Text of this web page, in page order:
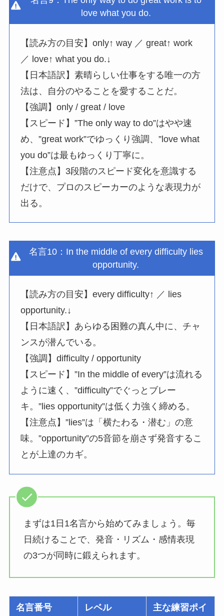
love what you do.
【読み方の目安】only↑ way ／ great↑ work
／ love↑ what you do.↓
【日本語訳】素晴らしい仕事をする唯一の方
法は、自分のやることを愛することだ。
【強調】only / great / love
【スピード】”The only way to do”はやや速
め、”great work”でゆっくり強調、”love what
you do”は最もゆっくり丁寧に。
【注意点】3段階のスピード変化を意識する
だけで、プロのスピーカーのような表現力が
出る。
名言10：In the middle of every difficulty lies
opportunity.
【読み方の目安】every difficulty↑ ／ lies
opportunity.↓
【日本語訳】あらゆる困難の真ん中に、チャ
ンスが潜んでいる。
【強調】difficulty / opportunity
【スピード】”In the middle of every”は流れる
ように速く、”difficulty”でぐっとブレー
キ。”lies opportunity”は低く力強く締める。
【注意点】”lies”は「横たわる・潜む」の意
味。”opportunity”の5音節を崩さず発音するこ
とが上達のカギ。
まずは1日1名言から始めてみましょう。毎
日続けることで、発音・リズム・感情表現
の3つが同時に鍛えられます。
名言番号 レベル
主な練習ポイ